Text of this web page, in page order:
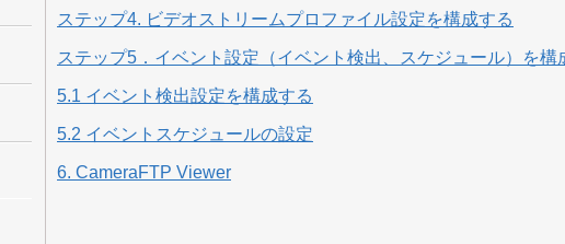
ステップ4. ビデオストリームプロファイル設定を構成する
ステップ5．イベント設定（イベント検出、スケジュール）を構
5.1 イベント検出設定を構成する
5.2 イベントスケジュールの設定
6. CameraFTP Viewer